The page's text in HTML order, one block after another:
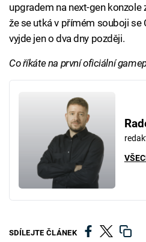
upgradem na next-gen konzole
že se utká v přímém souboji se
vyjde jen o dva dny později.
Co říkáte na první oficiální
SDÍLEJTE ČLÁNEK